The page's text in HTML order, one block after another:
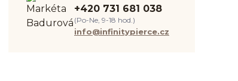
+420 731 681 038
(Po-Ne, 9-18 hod.)
info@infinitypierce.cz